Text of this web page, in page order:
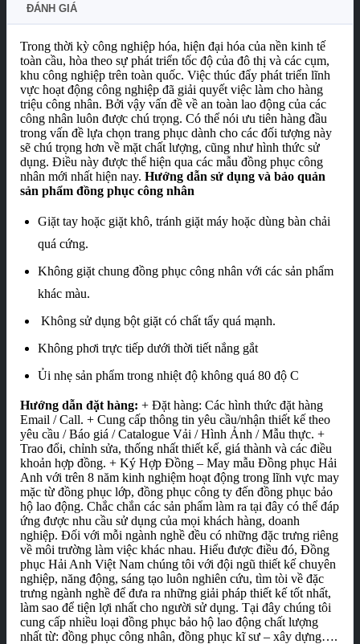
ĐÁNH GIÁ
Trong thời kỳ công nghiệp hóa, hiện đại hóa của nền kinh tế
toàn cầu, hòa theo sự phát triển tốc độ của đô thị và các cụm,
khu công nghiệp trên toàn quốc. Việc thúc đẩy phát triển lĩnh
vực hoạt động công nghiệp đã giải quyết việc làm cho hàng
triệu công nhân. Bởi vậy vấn đề về an toàn lao động của các
công nhân luôn được chú trọng. Có thể nói ưu tiên hàng đầu
trong vấn đề lựa chọn trang phục dành cho các đối tượng này
sẽ chú trọng hơn về mặt chất lượng, cũng như hình thức sử
dụng. Điều này được thể hiện qua các mẫu đồng phục công
nhân mới nhất hiện nay. Hướng dẫn sử dụng và bảo quản
sản phẩm đồng phục công nhân
Giặt tay hoặc giặt khô, tránh giặt máy hoặc dùng bàn chải
quá cứng.
Không giặt chung đồng phục công nhân với các sản phẩm
khác màu.
Không sử dụng bột giặt có chất tẩy quá mạnh.
Không phơi trực tiếp dưới thời tiết nắng gắt
Ủi nhẹ sản phẩm trong nhiệt độ không quá 80 độ C
Hướng dẫn đặt hàng: + Đặt hàng: Các hình thức đặt hàng
Email / Call. + Cung cấp thông tin yêu cầu/nhận thiết kế theo
yêu cầu / Báo giá / Catalogue Vải / Hình Ảnh / Mẫu thực. +
Trao đổi, chỉnh sửa, thống nhất thiết kế, giá thành và các điều
khoản hợp đồng. + Ký Hợp Đồng – May mẫu Đồng phục Hải
Anh với trên 8 năm kinh nghiệm hoạt động trong lĩnh vực may
mặc từ đồng phục lớp, đồng phục công ty đến đồng phục bảo
hộ lao động. Chắc chắn các sản phẩm làm ra tại đây có thể đáp
ứng được nhu cầu sử dụng của mọi khách hàng, doanh
nghiệp. Đối với mỗi ngành nghề đều có những đặc trưng riêng
về môi trường làm việc khác nhau. Hiểu được điều đó, Đồng
phục Hải Anh Việt Nam chúng tôi với đội ngũ thiết kế chuyên
nghiệp, năng động, sáng tạo luôn nghiên cứu, tìm tòi về đặc
trưng ngành nghề để đưa ra những giải pháp thiết kế tốt nhất,
làm sao để tiện lợi nhất cho người sử dụng. Tại đây chúng tôi
cung cấp nhiều loại đồng phục bảo hộ lao động chất lượng
nhất từ: đồng phục công nhân, đồng phục kĩ sư – xây dựng….